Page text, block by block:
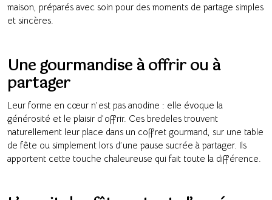
maison, préparés avec soin pour des moments de partage simples
et sincères.
Une gourmandise à offrir ou à
partager
Leur forme en cœur n’est pas anodine : elle évoque la
générosité et le plaisir d’offrir. Ces bredeles trouvent
naturellement leur place dans un coffret gourmand, sur une table
de fête ou simplement lors d’une pause sucrée à partager. Ils
apportent cette touche chaleureuse qui fait toute la différence.